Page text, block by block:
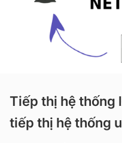
Tiếp thị hệ thống
tiếp thị hệ thống